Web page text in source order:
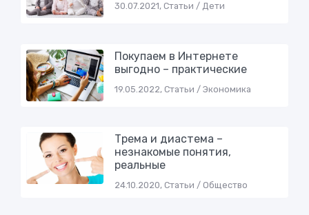
30.07.2021, Статьи / Дети
Покупаем в Интернете
выгодно – практические
19.05.2022, Статьи / Экономика
Трема и диастема –
незнакомые понятия,
реальные
24.10.2020, Статьи / Общество